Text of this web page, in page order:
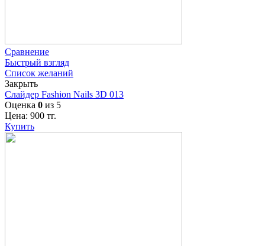
Сравнение
Быстрый взгляд
Список желаний
Закрыть
Слайдер Fashion Nails 3D 013
Оценка 0 из 5
Цена: 900 тг.
Купить